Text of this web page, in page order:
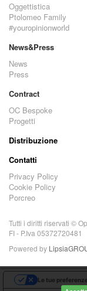
Oggettistica
Ptolomeo Family
#youropinionworld
News&Press
News
Press
Contract
OC Bespoke
Progetti
Distribuzione
Contatti
Privacy Policy
Cookie Policy
Porcreo
Tutti i diritti riservati ©
FI - P.Iva 05372720481
Powered by
Le tue